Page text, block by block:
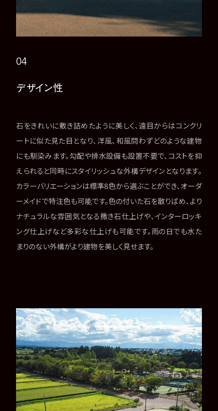
04
デザイン性
石をきれいに敷き詰めたように美しく、遠目からはコンクリ
ートに似た見た目となり、洋風、和風問わずどのような建物
にも馴染みます。勾配や排水設備も設置不要で、コストを抑
えられると同時にスタイリッシュな外構デザインとなります。
カラーバリエーションは標準8色から選ぶことができ、オーダ
ーメイドで特注色も可能です。色の付いた石を散りばめ、より
ナチュラルな雰囲気となる撒き石仕上げや、インターロッキ
ング仕上げなど多彩な仕上げも可能です。雨の日でも水た
まりのない外構がより建物を美しく見せます。